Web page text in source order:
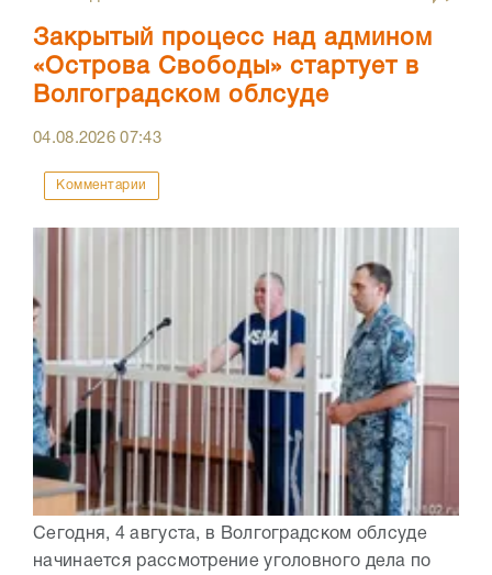
Закрытый процесс над админом
«Острова Свободы» стартует в
Волгоградском облсуде
04.08.202607:43
Комментарии
Сегодня, 4 августа, в Волгоградском облсуде
начинается рассмотрение уголовного дела по